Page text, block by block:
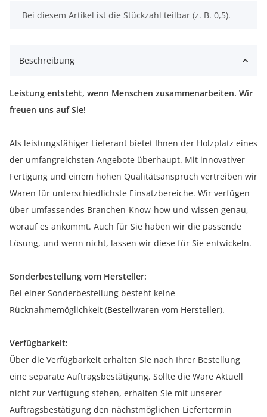
x
Bei diesem Artikel ist die Stückzahl teilbar (z. B. 0,5).
Beschreibung
Leistung entsteht, wenn Menschen zusammenarbeiten. Wir
freuen uns auf Sie!
Als leistungsfähiger Lieferant bietet Ihnen der Holzplatz eines
der umfangreichsten Angebote überhaupt. Mit innovativer
Fertigung und einem hohen Qualitätsanspruch vertreiben wir
Waren für unterschiedlichste Einsatzbereiche. Wir verfügen
über umfassendes Branchen-Know-how und wissen genau,
worauf es ankommt. Auch für Sie haben wir die passende
Lösung, und wenn nicht, lassen wir diese für Sie entwickeln.
Sonderbestellung vom Hersteller:
Bei einer Sonderbestellung besteht keine
Rücknahmemöglichkeit (Bestellwaren vom Hersteller).
Verfügbarkeit:
Über die Verfügbarkeit erhalten Sie nach Ihrer Bestellung
eine separate Auftragsbestätigung. Sollte die Ware Aktuell
nicht zur Verfügung stehen, erhalten Sie mit unserer
Auftragsbestätigung den nächstmöglichen Liefertermin